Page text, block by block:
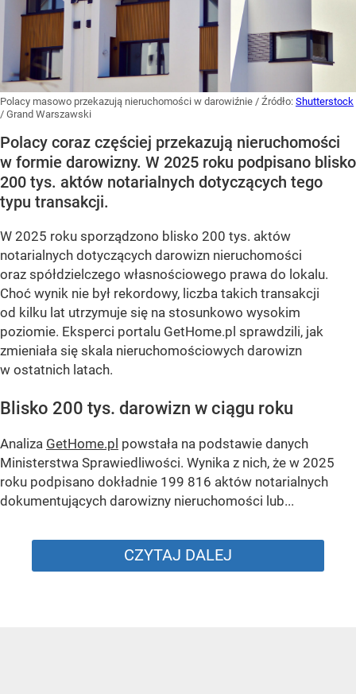
Polacy masowo przekazują nieruchomości w darowiźnie / Źródło: Shutterstock
/ Grand Warszawski
Polacy coraz częściej przekazują nieruchomości
w formie darowizny. W 2025 roku podpisano blisko
200 tys. aktów notarialnych dotyczących tego
typu transakcji.
W 2025 roku sporządzono blisko 200 tys. aktów
notarialnych dotyczących darowizn nieruchomości
oraz spółdzielczego własnościowego prawa do lokalu.
Choć wynik nie był rekordowy, liczba takich transakcji
od kilku lat utrzymuje się na stosunkowo wysokim
poziomie. Eksperci portalu GetHome.pl sprawdzili, jak
zmieniała się skala nieruchomościowych darowizn
w ostatnich latach.
Blisko 200 tys. darowizn w ciągu roku
Analiza GetHome.pl powstała na podstawie danych
Ministerstwa Sprawiedliwości. Wynika z nich, że w 2025
roku podpisano dokładnie 199 816 aktów notarialnych
dokumentujących darowizny nieruchomości lub...
CZYTAJ DALEJ